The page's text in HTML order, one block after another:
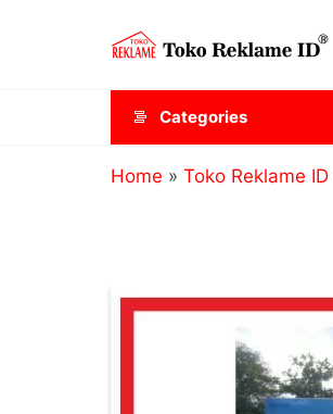
Categories
Home » Toko Reklame ID